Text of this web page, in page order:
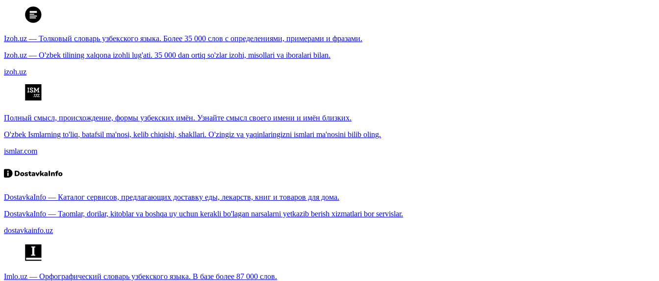
Izoh.uz — Толковый словарь узбекского языка. Более 35 000 слов с определениями, примерами и фразами.
Izoh.uz — O'zbek tilining xalqona izohli lug'ati. 35 000 dan ortiq so'zlar izohi, misollari va iboralari bilan.
izoh.uz
Полный смысл, происхождение, формы узбекских имён. Узнайте смысл своего имени и имён близких.
O'zbek Ismlarning to'liq, batafsil ma'nosi, kelib chiqishi, shakllari. O'zingiz va yaqinlaringizni ismlari ma'nosini bilib oling.
ismlar.com
DostavkaInfo — Каталог сервисов, предлагающих доставку еды, лекарств, книг и товаров для дома.
DostavkaInfo — Taomlar, dorilar, kitoblar va boshqa uy uchun kerakli bo'lagan narsalarni yetkazib berish xizmatlari bor servislar.
dostavkainfo.uz
Imlo.uz — Орфографический словарь узбекского языка. В базе более 87 000 слов.